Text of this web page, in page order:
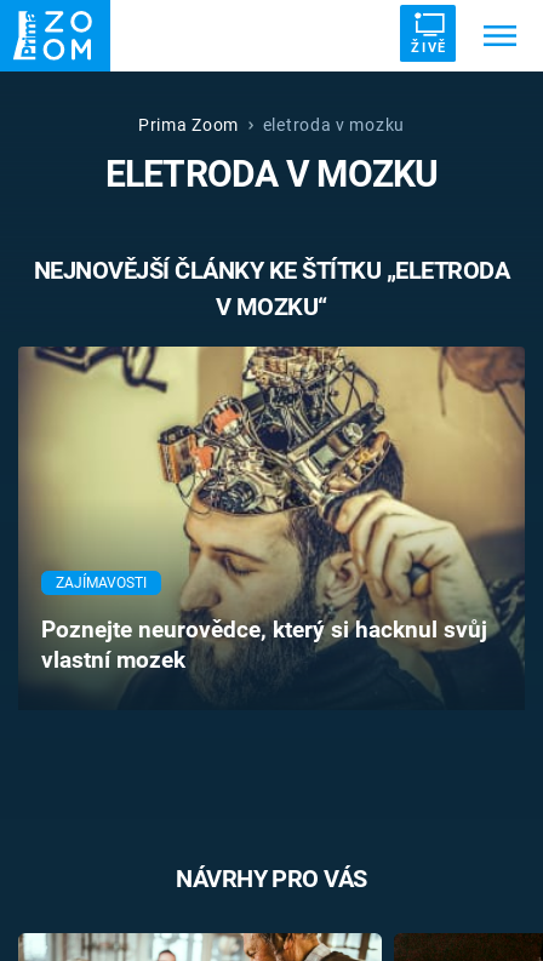
ŽIVĚ
ZRÁDCI UFO DRUHÁ SVĚTOVÁ VÁLKA
VETŘELCI DÁVNOVĚKU
Časopis
Sledujte prima+
Přihlášení
Prima Zoom eletroda v mozku
ELETRODA V MOZKU
NEJNOVĚJŠÍ ČLÁNKY KE ŠTÍTKU „ELETRODA
V MOZKU“
ZAJÍMAVOSTI
Poznejte neurovědce, který si hacknul svůj
vlastní mozek
NÁVRHY PRO VÁS